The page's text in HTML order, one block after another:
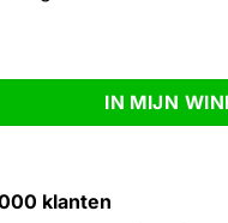
ACE pistacchio green L
IN MIJN
klanten